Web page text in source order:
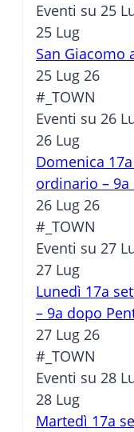
Eventi su 25
25 Lug
San Giacomo
25 Lug 26
#_TOWN
Eventi su 26
26 Lug
Domenica
ordinario –
26 Lug 26
#_TOWN
Eventi su 27
27 Lug
Lunedì 17a
– 9a dopo
27 Lug 26
#_TOWN
Eventi su 28
28 Lug
Martedì 17a